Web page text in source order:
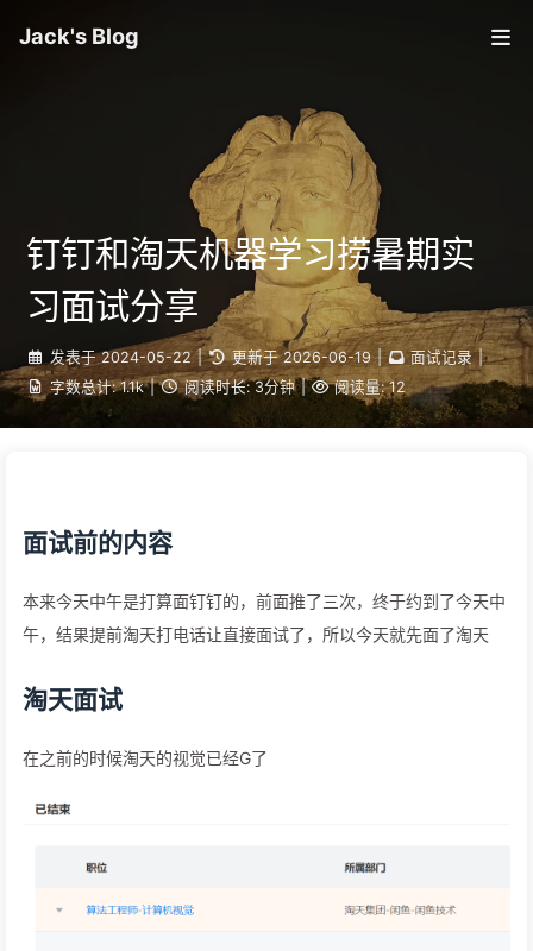
Jack's Blog
钉钉和淘天机器学习捞暑期实
习面试分享
发表于 2024-05-22 | 更新于 2026-06-19 | 面试记录 |
字数总计: 1.1k | 阅读时长: 3分钟 | 阅读量: 12
面试前的内容
本来今天中午是打算面钉钉的，前面推了三次，终于约到了今天中
午，结果提前淘天打电话让直接面试了，所以今天就先面了淘天
淘天面试
在之前的时候淘天的视觉已经G了